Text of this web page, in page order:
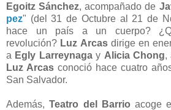
Egoitz Sánchez, acompañado de
pez" (del 31 de Octubre al 21 de
hace un país a un cuerpo?
revolución? Luz Arcasdirige en
a Egly Larreynagay Alicia Chong,
Luz Arcas conoció hace cuatro
San Salvador.
Además,Teatro del Barrio acoge